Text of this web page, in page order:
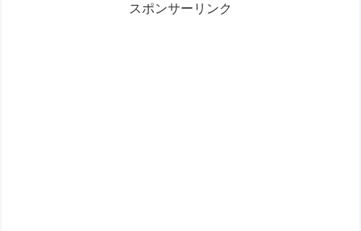
スポンサーリンク